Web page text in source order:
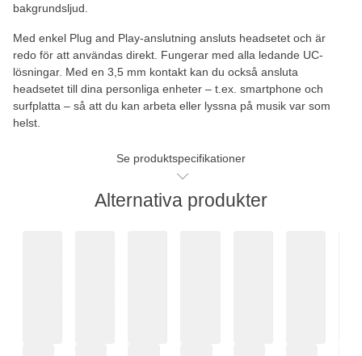
bakgrundsljud.
Med enkel Plug and Play-anslutning ansluts headsetet och är
redo för att användas direkt. Fungerar med alla ledande UC-
lösningar. Med en 3,5 mm kontakt kan du också ansluta
headsetet till dina personliga enheter – t.ex. smartphone och
surfplatta – så att du kan arbeta eller lyssna på musik var som
helst.
Se produktspecifikationer
Alternativa produkter